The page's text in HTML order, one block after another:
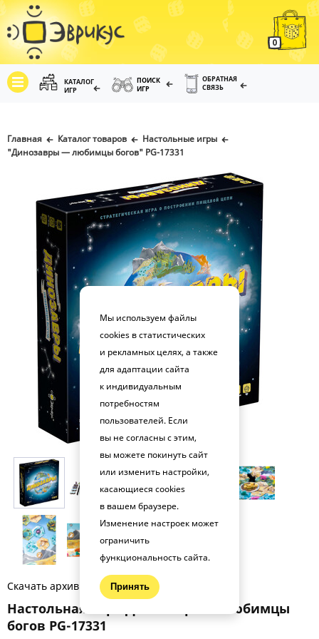
0
КАТАЛОГ
ИГР
ПОИСК
ИГР
ОБРАТНАЯ
СВЯЗЬ
Главная Каталог товаров
Настольные игры
"Динозавры — любимцы богов" PG-17331
Скачать архив фото (.zip)
Настольная игра Динозавры — любимцы
богов PG-17331
Мы используем файлы
cookies в статистических
и рекламных целях, а также
для адаптации сайта
к индивидуальным
потребностям
пользователей. Если
вы не согласны с этим,
вы можете покинуть сайт
или изменить настройки,
касающиеся cookies
в вашем браузере.
Изменение настроек может
ограничить
функциональность сайта.
Принять